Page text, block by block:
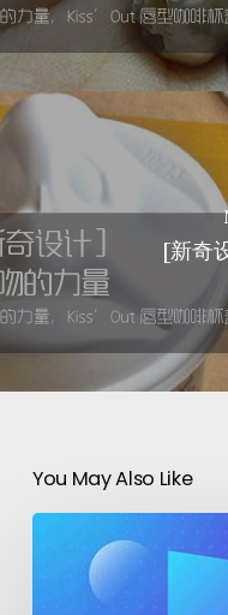
[新奇
You May Also Like